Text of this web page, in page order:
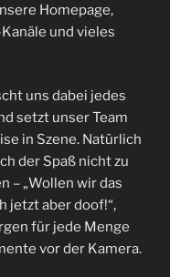
Homepage,
und vieles
uns dabei jedes
setzt unser Team
in Szene. Natürlich
der Spaß nicht zu
– „Wollen wir das
jetzt aber doof!“,
für jede Menge
vor der Kamera.